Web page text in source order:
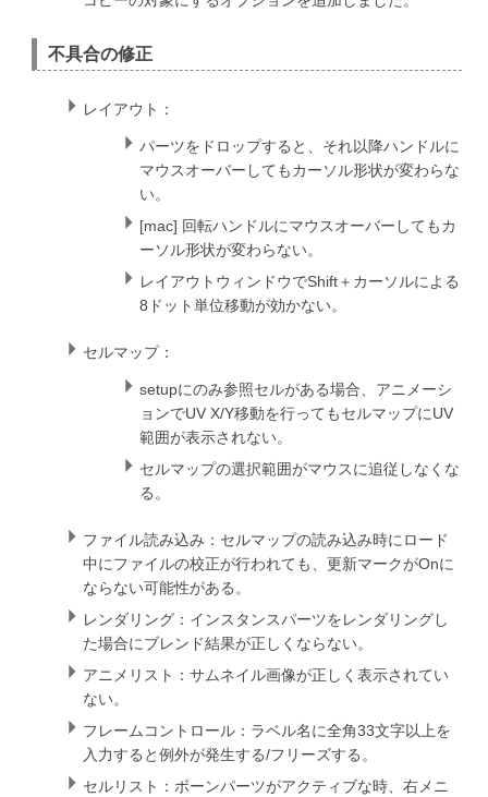
不具合の修正
レイアウト：
パーツをドロップすると、それ以降ハンドルに
マウスオーバーしてもカーソル形状が変わらな
い。
[mac] 回転ハンドルにマウスオーバーしてもカ
ーソル形状が変わらない。
レイアウトウィンドウでShift＋カーソルによる
8ドット単位移動が効かない。
セルマップ：
setupにのみ参照セルがある場合、アニメーシ
ョンでUV X/Y移動を行ってもセルマップにUV
範囲が表示されない。
セルマップの選択範囲がマウスに追従しなくな
る。
ファイル読み込み：セルマップの読み込み時にロード
中にファイルの校正が行われても、更新マークがOnに
ならない可能性がある。
レンダリング：インスタンスパーツをレンダリングし
た場合にブレンド結果が正しくならない。
アニメリスト：サムネイル画像が正しく表示されてい
ない。
フレームコントロール：ラベル名に全角33文字以上を
入力すると例外が発生する/フリーズする。
セルリスト：ボーンパーツがアクティブな時、右メニ